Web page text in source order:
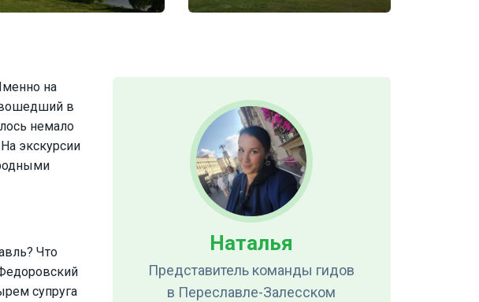
на
вошедший в
немало
экскурсии
Что
супруга
Наталья
Представитель команды гидов
в Переславле-Залесском